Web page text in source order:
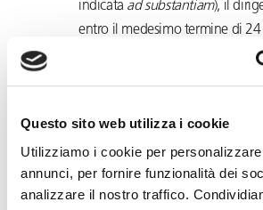
Questo sito web utilizza i cookie
Utilizziamo i cookie per
annunci, per fornire funzionalità dei
analizzare il nostro traffico.
indicata ad substantiam), il
entro il medesimo termine di 24
informandolo contestualmente
sufficiente un qualunque atto
una email (della quale si possa
documentazione della
dell’invito contente la specifica